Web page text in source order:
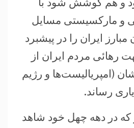
و مارکسیستی مسایل
ایران را در پیشبرد
رهائی مردم ایران از
(امپریالیست‌ها و رژیم
رساند.
که در دهه چهل خود شاهد